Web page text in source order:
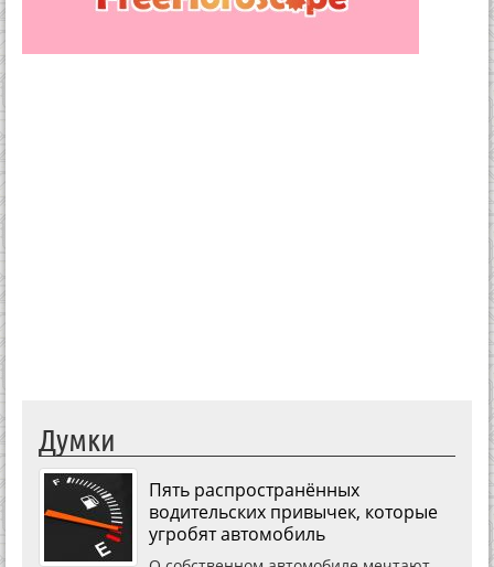
Думки
Пять распространённых
водительских привычек, которые
угробят автомобиль